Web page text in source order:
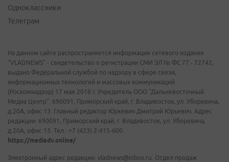
Одноклассники
Телеграм
На данном сайте распространяется информация сетевого издания
"VLADNEWS" - свидетельство о регистрации СМИ ЭЛ № ФС 77 - 72742,
выдано Федеральной службой по надзору в сфере связи,
информационных технологий и массовых коммуникаций
(Роскомнадзор) 17 мая 2018 г. Учредитель ООО "Дальневосточный
Медиа Центр". 690091, Приморский край, г. Владивосток, ул. Уборевича,
д.20А, офис 13. Главный редактор Юркевич Дмитрий Юрьевич. Адрес
редакции: 690091, Приморский край, г. Владивосток, ул. Уборевича,
д.20А, офис 13. Тел.: +7 (423) 2-415-600.
https://mediadv.online/
Электронный адрес редакции: vladnews@inbox.ru. Отдел продаж